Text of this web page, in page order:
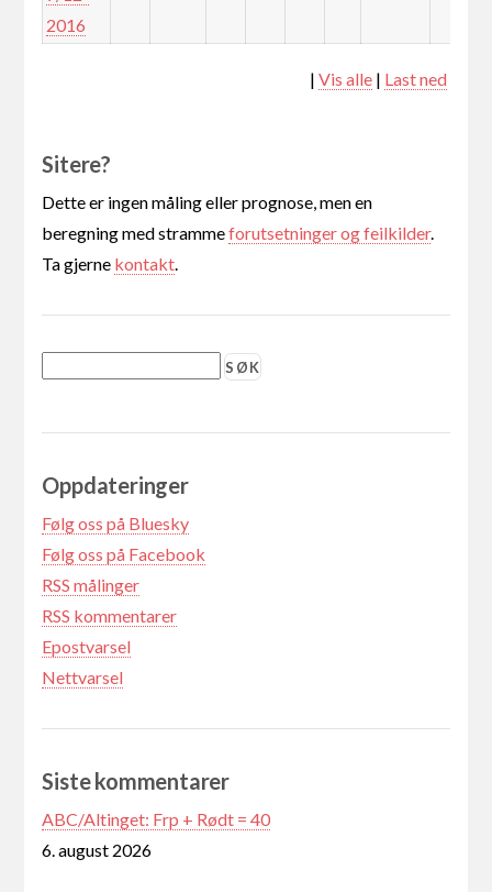
2016
|Vis alle | Last ned
Sitere?
Dette er ingen måling eller prognose, men en
beregning med strammeforutsetninger og feilkilder.
Ta gjerne kontakt
Oppdateringer
Følg oss på Bluesky
Følg oss på Facebook
RSS målinger
RSS kommentarer
Epostvarsel
Nettvarsel
Siste kommentarer
ABC/Altinget: Frp + Rødt = 40
6. august 2026